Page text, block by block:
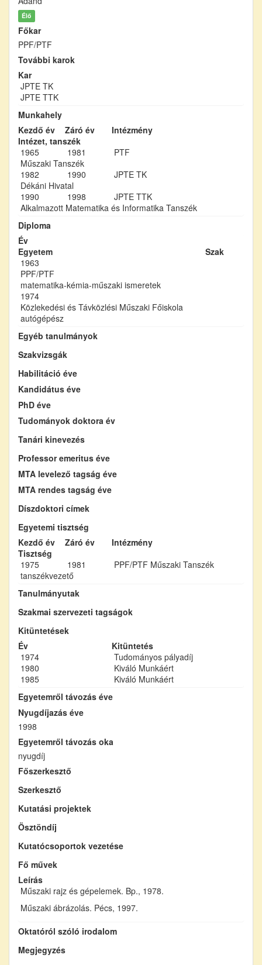
Élő
Főkar
PPF/PTF
További karok
Kar
JPTE TK
JPTE TTK
Munkahely
Kezdő év
Záró év
Intézmény
Intézet, tanszék
1965
1981
PTF
Műszaki Tanszék
1982
1990
JPTE TK
Dékáni Hivatal
1990
1998
JPTE TTK
Alkalmazott Matematika és Informatika Tanszék
Diploma
Év
Egyetem
Szak
1963
PPF/PTF
matematika-kémia-műszaki ismeretek
1974
Közlekedési és Távközlési Műszaki Főiskola
autógépész
Egyéb tanulmányok
Szakvizsgák
Habilitáció éve
Kandidátus éve
PhD éve
Tudományok doktora év
Tanári kinevezés
Professor emeritus éve
MTA levelező tagság éve
MTA rendes tagság éve
Díszdoktori címek
Egyetemi tisztség
Kezdő év
Záró év
Intézmény
Tisztség
1975
1981
PPF/PTF Műszaki Tanszék
tanszékvezető
Tanulmányutak
Szakmai szervezeti tagságok
Kitüntetések
Év
Kitüntetés
1974
Tudományos pályadíj
1980
Kiváló Munkáért
1985
Kiváló Munkáért
Egyetemről távozás éve
Nyugdíjazás éve
1998
Egyetemről távozás oka
nyugdíj
Főszerkesztő
Szerkesztő
Kutatási projektek
Ösztöndíj
Kutatócsoportok vezetése
Fő művek
Leírás
Műszaki rajz és gépelemek. Bp., 1978.
Műszaki ábrázolás. Pécs, 1997.
Oktatóról szóló irodalom
Megjegyzés